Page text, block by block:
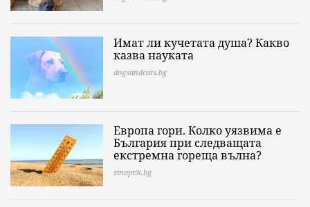
Имат ли кучетата душа? Какво
казва науката
dogsandcats.bg
Европа гори. Колко уязвима е
България при следващата
екстремна гореща вълна?
sinoptik.bg